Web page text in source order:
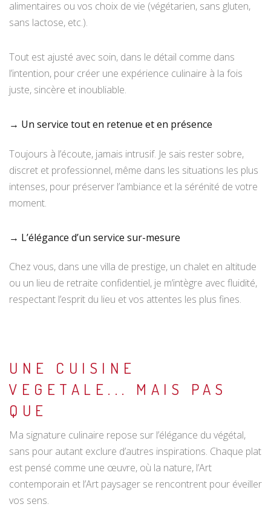
alimentaires ou vos choix de vie (végétarien, sans gluten,
sans lactose, etc.).
Tout est ajusté avec soin, dans le détail comme dans
l’intention, pour créer une expérience culinaire à la fois
juste, sincère et inoubliable.
→ Un service tout en retenue et en présence
Toujours à l’écoute, jamais intrusif. Je sais rester sobre,
discret et professionnel, même dans les situations les plus
intenses, pour préserver l’ambiance et la sérénité de votre
moment.
→ L’élégance d’un service sur-mesure
Chez vous, dans une villa de prestige, un chalet en altitude
ou un lieu de retraite confidentiel, je m’intègre avec fluidité,
respectant l’esprit du lieu et vos attentes les plus fines.
UNE CUISINE
VEGETALE... MAIS PAS
QUE
Ma signature culinaire repose sur l’élégance du végétal,
sans pour autant exclure d’autres inspirations. Chaque plat
est pensé comme une œuvre, où la nature, l’Art
contemporain et l’Art paysager se rencontrent pour éveiller
vos sens.